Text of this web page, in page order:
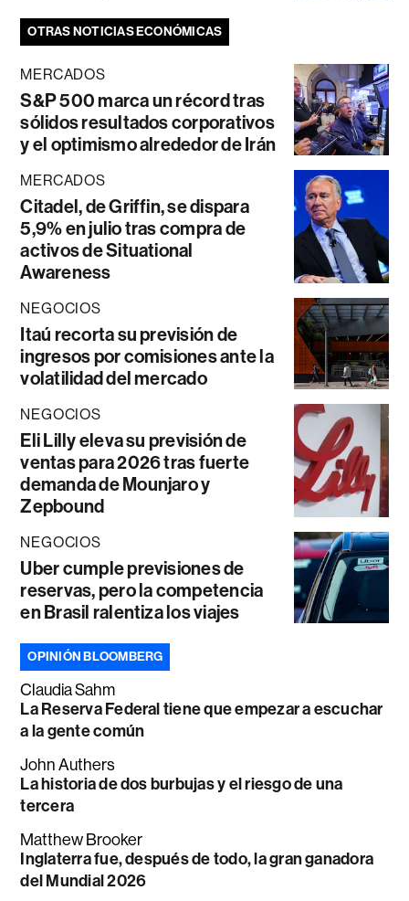
OTRAS NOTICIAS ECONÓMICAS
MERCADOS
S&P 500 marca un récord tras
sólidos resultados corporativos
y el optimismo alrededor de Irán
MERCADOS
Citadel, de Griffin, se dispara
5,9% en julio tras compra de
activos de Situational
Awareness
NEGOCIOS
Itaú recorta su previsión de
ingresos por comisiones ante la
volatilidad del mercado
NEGOCIOS
Eli Lilly eleva su previsión de
ventas para 2026 tras fuerte
demanda de Mounjaro y
Zepbound
NEGOCIOS
Uber cumple previsiones de
reservas, pero la competencia
en Brasil ralentiza los viajes
OPINIÓN BLOOMBERG
Claudia Sahm
La Reserva Federal tiene que empezar a escuchar
a la gente común
John Authers
La historia de dos burbujas y el riesgo de una
tercera
Matthew Brooker
Inglaterra fue, después de todo, la gran ganadora
del Mundial 2026